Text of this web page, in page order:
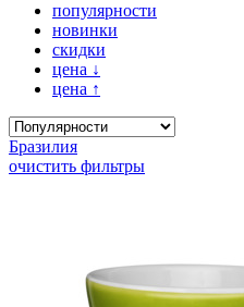
популярности
новинки
скидки
цена ↓
цена ↑
Бразилия
очистить фильтры